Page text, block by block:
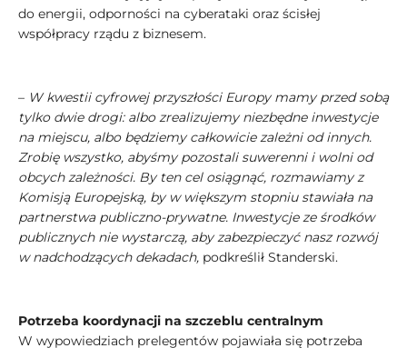
do energii, odporności na cyberataki oraz ścisłej
współpracy rządu z biznesem.
– W kwestii cyfrowej przyszłości Europy mamy przed sobą
tylko dwie drogi: albo zrealizujemy niezbędne inwestycje
na miejscu, albo będziemy całkowicie zależni od innych.
Zrobię wszystko, abyśmy pozostali suwerenni i wolni od
obcych zależności. By ten cel osiągnąć, rozmawiamy z
Komisją Europejską, by w większym stopniu stawiała na
partnerstwa publiczno-prywatne. Inwestycje ze środków
publicznych nie wystarczą, aby zabezpieczyć nasz rozwój
w nadchodzących dekadach, podkreślił Standerski.
Potrzeba koordynacji na szczeblu centralnym
W wypowiedziach prelegentów pojawiała się potrzeba